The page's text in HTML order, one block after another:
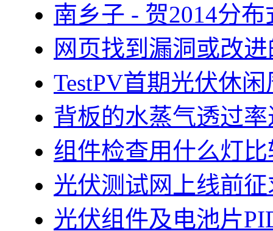
南乡子 - 贺2014分
网页找到漏洞或改
TestPV首期光伏休
背板的水蒸气透过
组件检查用什么灯
光伏测试网上线前
光伏组件及电池片